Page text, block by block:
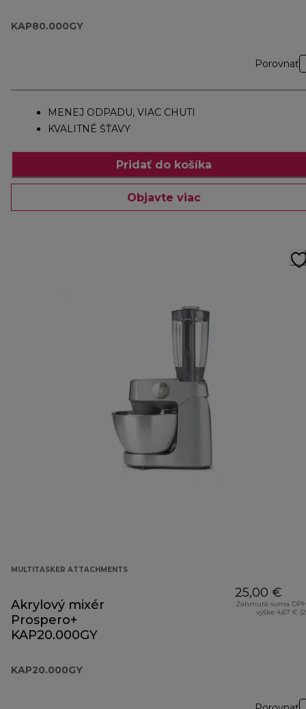
KAP80.000GY
Porovnať
MENEJ ODPADU, VIAC CHUTI
KVALITNÉ ŠŤAVY
Pridať do košíka
Objavte viac
MULTITASKER ATTACHMENTS
Akrylový mixér
Prospero+
KAP20.000GY
KAP20.000GY
25,00 €
Zahrnutá suma
výške 4,67 €